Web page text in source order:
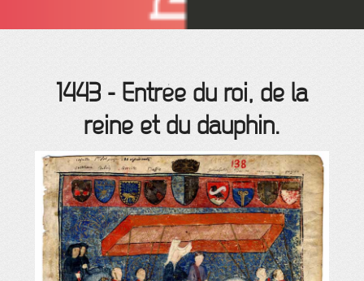
1443 - Entrée du roi, de la
reine et du dauphin.